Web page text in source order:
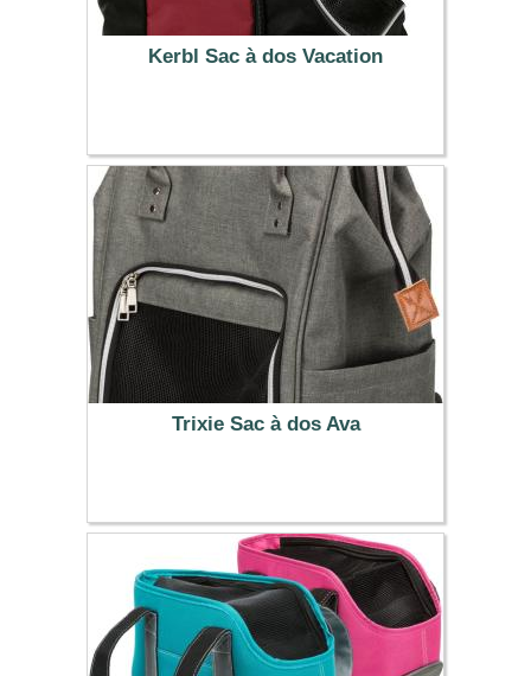
Kerbl Sac à dos Vacation
32.39 €
Trixie Sac à dos Ava
36.99 €